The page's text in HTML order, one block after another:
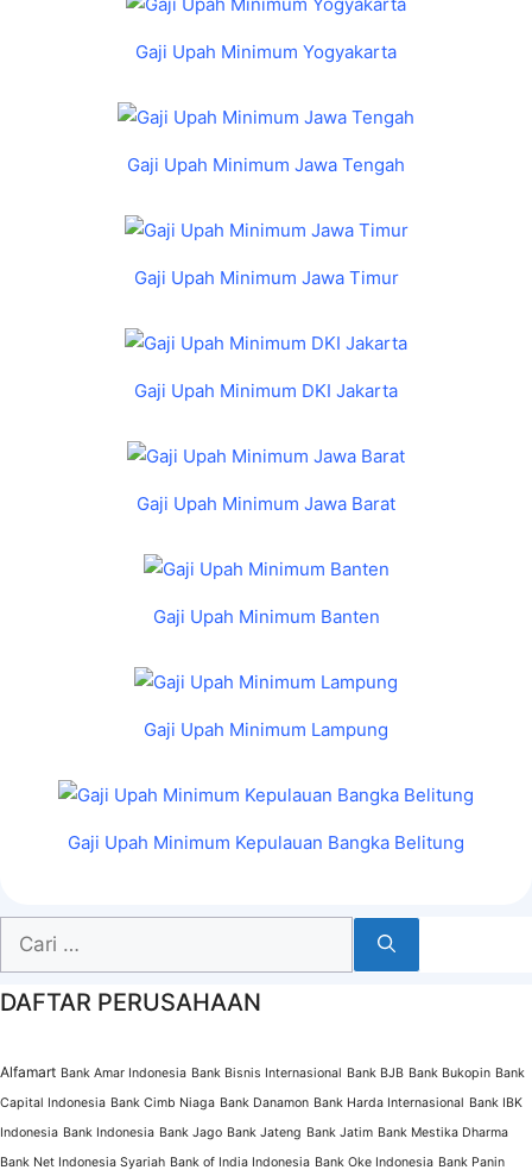
Gaji Upah Minimum Yogyakarta
Gaji Upah Minimum Jawa Tengah
Gaji Upah Minimum Jawa Timur
Gaji Upah Minimum DKI Jakarta
Gaji Upah Minimum Jawa Barat
Gaji Upah Minimum Banten
Gaji Upah Minimum Lampung
Gaji Upah Minimum Kepulauan Bangka Belitung
Cari
DAFTAR PERUSAHAAN
Alfamart Bank Amar Indonesia Bank Bisnis Internasional Bank BJB Bank Bukopin Bank
Capital Indonesia Bank Cimb Niaga Bank Danamon Bank Harda Internasional Bank IBK
Indonesia Bank Indonesia Bank Jago Bank Jateng Bank Jatim Bank Mestika Dharma
Bank Net Indonesia Syariah Bank of India Indonesia Bank Oke Indonesia Bank Panin